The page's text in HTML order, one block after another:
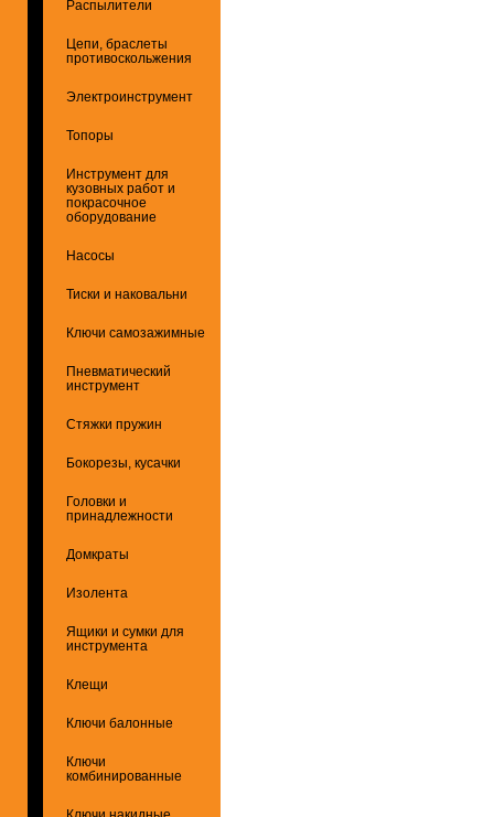
Распылители
Цепи, браслеты
противоскольжения
Электроинструмент
Топоры
Инструмент для
кузовных работ и
покрасочное
оборудование
Насосы
Тиски и наковальни
Ключи самозажимные
Пневматический
инструмент
Стяжки пружин
Бокорезы, кусачки
Головки и
принадлежности
Домкраты
Изолента
Ящики и сумки для
инструмента
Клещи
Ключи балонные
Ключи
комбинированные